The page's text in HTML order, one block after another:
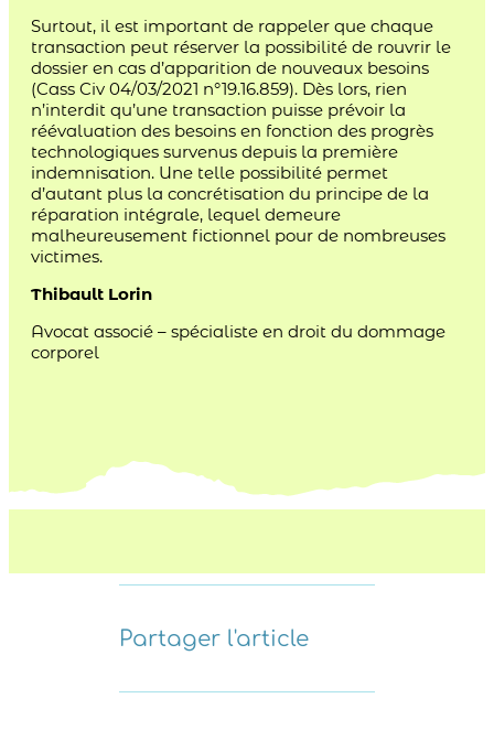
Surtout, il est important de rappeler que chaque
transaction peut réserver la possibilité de rouvrir le
dossier en cas d’apparition de nouveaux besoins
(Cass Civ 04/03/2021 n°19.16.859). Dès lors, rien
n’interdit qu’une transaction puisse prévoir la
réévaluation des besoins en fonction des progrès
technologiques survenus depuis la première
indemnisation. Une telle possibilité permet
d’autant plus la concrétisation du principe de la
réparation intégrale, lequel demeure
malheureusement fictionnel pour de nombreuses
victimes.
Thibault Lorin
Avocat associé – spécialiste en droit du dommage
corporel
Partager l'article